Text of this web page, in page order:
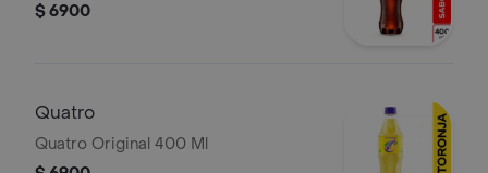
$ 6900
Quatro
Quatro Original 400 Ml